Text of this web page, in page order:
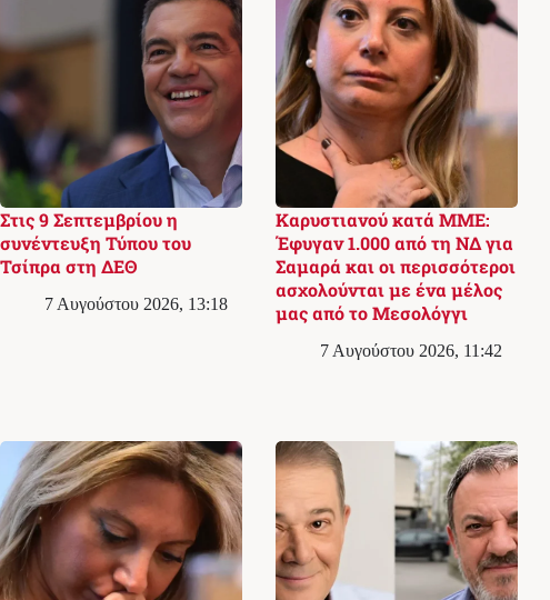
Στις 9 Σεπτεμβρίου η
συνέντευξη Τύπου του
Τσίπρα στη ΔΕΘ
7 Αυγούστου 2026, 13:18
Καρυστιανού κατά ΜΜΕ:
Έφυγαν 1.000 από τη ΝΔ για
Σαμαρά και οι περισσότεροι
ασχολούνται με ένα μέλος
μας από το Μεσολόγγι
7 Αυγούστου 2026, 11:42